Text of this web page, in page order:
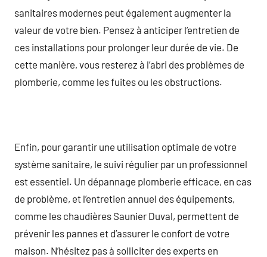
sanitaires modernes peut également augmenter la
valeur de votre bien. Pensez à anticiper l’entretien de
ces installations pour prolonger leur durée de vie. De
cette manière, vous resterez à l’abri des problèmes de
plomberie, comme les fuites ou les obstructions.
Enfin, pour garantir une utilisation optimale de votre
système sanitaire, le suivi régulier par un professionnel
est essentiel. Un dépannage plomberie efficace, en cas
de problème, et l’entretien annuel des équipements,
comme les chaudières Saunier Duval, permettent de
prévenir les pannes et d’assurer le confort de votre
maison. N’hésitez pas à solliciter des experts en